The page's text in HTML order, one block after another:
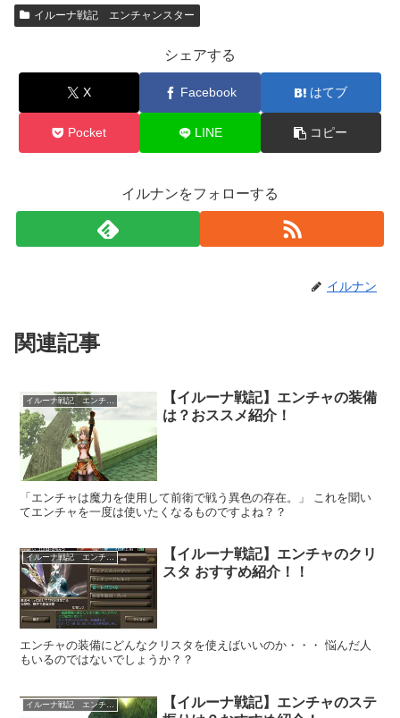
イルーナ戦記 エンチャンスター
シェアする
X Facebook はてブ
Pocket LINE コピー
イルナンをフォローする
イルナン
関連記事
イルーナ戦記 エンチャンスター
【イルーナ戦記】エンチャの装備
は？おススメ紹介！
「エンチャは魔力を使用して前衛で戦う異色の存在。」 これを聞い
てエンチャを一度は使いたくなるものですよね？？
イルーナ戦記 エンチャンスター
【イルーナ戦記】エンチャのクリ
スタ おすすめ紹介！！
エンチャの装備にどんなクリスタを使えばいいのか・・・ 悩んだ人
もいるのではないでしょうか？？
イルーナ戦記 エンチャンスター
【イルーナ戦記】エンチャのステ